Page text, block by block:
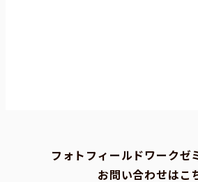
フォトフィールドワークゼ
お問い合わせはこ